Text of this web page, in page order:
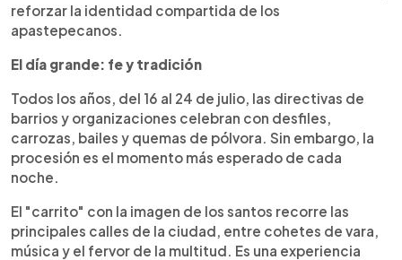
reforzar la identidad compartida de los
apastepecanos.
El día grande: fe y tradición
Todos los años, del 16 al 24 de julio, las directivas de
barrios y organizaciones celebran con desfiles,
carrozas, bailes y quemas de pólvora. Sin embargo, la
procesión es el momento más esperado de cada
noche.
El "carrito" con la imagen de los santos recorre las
principales calles de la ciudad, entre cohetes de vara,
música y el fervor de la multitud. Es una experiencia